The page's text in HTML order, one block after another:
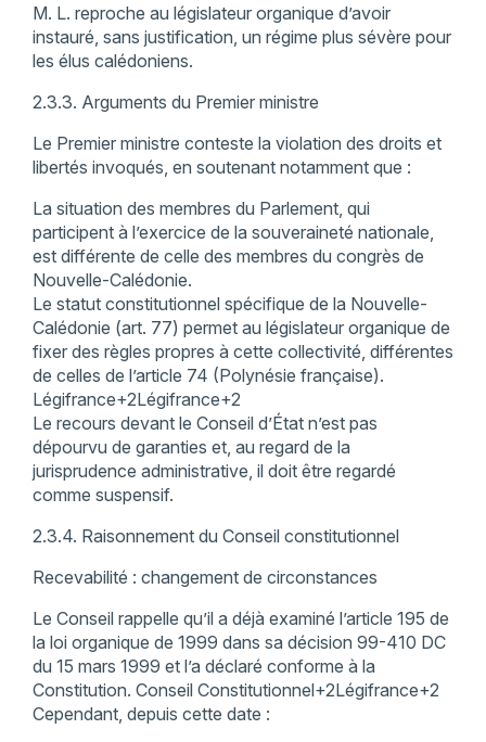
M. L. reproche au législateur organique d’avoir
instauré, sans justification, un régime plus sévère pour
les élus calédoniens.
2.3.3. Arguments du Premier ministre
Le Premier ministre conteste la violation des droits et
libertés invoqués, en soutenant notamment que :
La situation des membres du Parlement, qui
participent à l’exercice de la souveraineté nationale,
est différente de celle des membres du congrès de
Nouvelle-Calédonie.
Le statut constitutionnel spécifique de la Nouvelle-
Calédonie (art. 77) permet au législateur organique de
fixer des règles propres à cette collectivité, différentes
de celles de l’article 74 (Polynésie française).
Légifrance+2Légifrance+2
Le recours devant le Conseil d’État n’est pas
dépourvu de garanties et, au regard de la
jurisprudence administrative, il doit être regardé
comme suspensif.
2.3.4. Raisonnement du Conseil constitutionnel
Recevabilité : changement de circonstances
Le Conseil rappelle qu’il a déjà examiné l’article 195 de
la loi organique de 1999 dans sa décision 99-410 DC
du 15 mars 1999 et l’a déclaré conforme à la
Constitution. Conseil Constitutionnel+2Légifrance+2
Cependant, depuis cette date :